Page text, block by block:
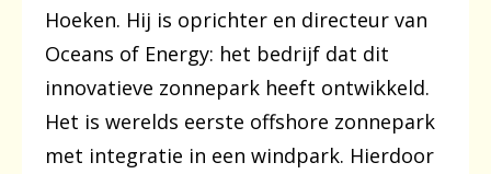
Hoeken. Hij is oprichter en directeur van
Oceans of Energy: het bedrijf dat dit
innovatieve zonnepark heeft ontwikkeld.
Het is werelds eerste offshore zonnepark
met integratie in een windpark. Hierdoor